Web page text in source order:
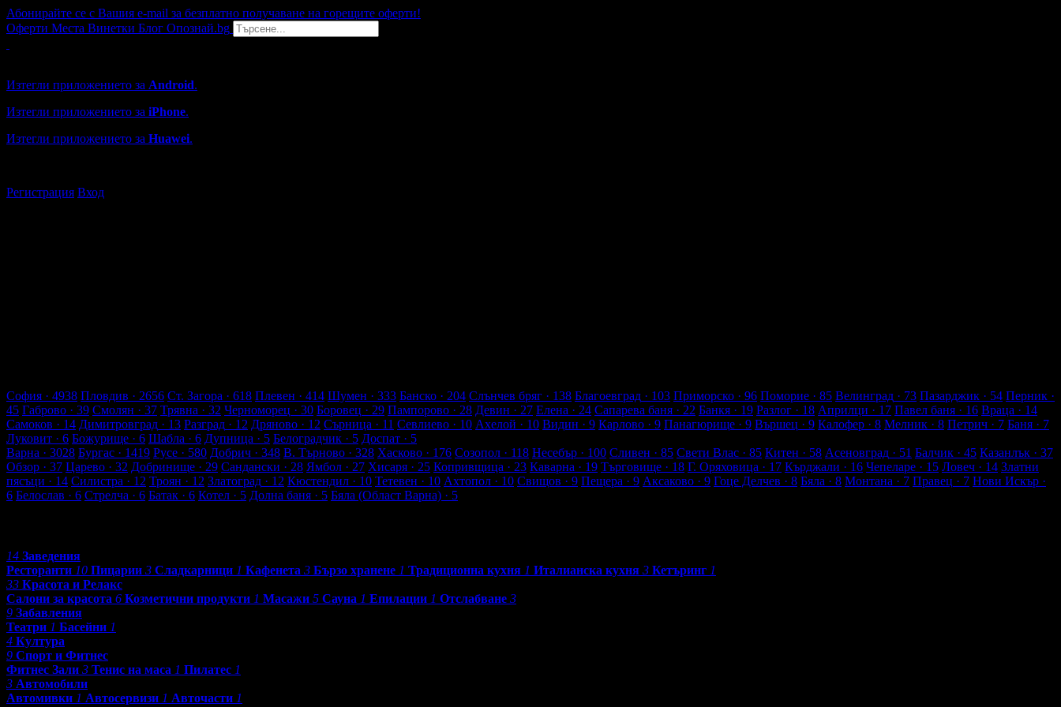
Абонирайте се с Вашия e-mail за безплатно получаване на горещите оферти!
Оферти Места Винетки Блог Опознай.bg
Изтегли приложението за Android.
Изтегли приложението за iPhone.
Изтегли приложението за Huawei.
Регистрация Вход
София · 4938 Пловдив · 2656 Ст. Загора · 618 Плевен · 414 Шумен · 333 Банско · 204 Слънчев бряг · 138 Благоевград · 103 Приморско · 96 Поморие · 85 Велинград · 73 Пазарджик · 54 Перник ·
45 Габрово · 39 Смолян · 37 Трявна · 32 Черноморец · 30 Боровец · 29 Пампорово · 28 Девин · 27 Елена · 24 Сапарева баня · 22 Банкя · 19 Разлог · 18 Априлци · 17 Павел баня · 16 Враца · 14
Самоков · 14 Димитровград · 13 Разград · 12 Дряново · 12 Сърница · 11 Севлиево · 10 Ахелой · 10 Видин · 9 Карлово · 9 Панагюрище · 9 Вършец · 9 Калофер · 8 Мелник · 8 Петрич · 7 Баня · 7
Луковит · 6 Божурище · 6 Шабла · 6 Дупница · 5 Белоградчик · 5 Доспат · 5
Варна · 3028 Бургас · 1419 Русе · 580 Добрич · 348 В. Търново · 328 Хасково · 176 Созопол · 118 Несебър · 100 Сливен · 85 Свети Влас · 85 Китен · 58 Асеновград · 51 Балчик · 45 Казанлък · 37
Обзор · 37 Царево · 32 Добринище · 29 Сандански · 28 Ямбол · 27 Хисаря · 25 Копривщица · 23 Каварна · 19 Търговище · 18 Г. Оряховица · 17 Кърджали · 16 Чепеларе · 15 Ловеч · 14 Златни
пясъци · 14 Силистра · 12 Троян · 12 Златоград · 12 Кюстендил · 10 Тетевен · 10 Ахтопол · 10 Свищов · 9 Пещера · 9 Аксаково · 9 Гоце Делчев · 8 Бяла · 8 Монтана · 7 Правец · 7 Нови Искър ·
6 Белослав · 6 Стрелча · 6 Батак · 6 Котел · 5 Долна баня · 5 Бяла (Област Варна) · 5
14 Заведения
Ресторанти 10 Пицарии 3 Сладкарници 1 Кафенета 3 Бързо хранене 1 Традиционна кухня 1 Италианска кухня 3 Кетъринг 1
33 Красота и Релакс
Салони за красота 6 Козметични продукти 1 Масажи 5 Сауна 1 Епилации 1 Отслабване 3
9 Забавления
Театри 1 Басейни 1
4 Култура
9 Спорт и Фитнес
Фитнес Зали 3 Тенис на маса 1 Пилатес 1
3 Автомобили
Автомивки 1 Автосервизи 1 Авточасти 1